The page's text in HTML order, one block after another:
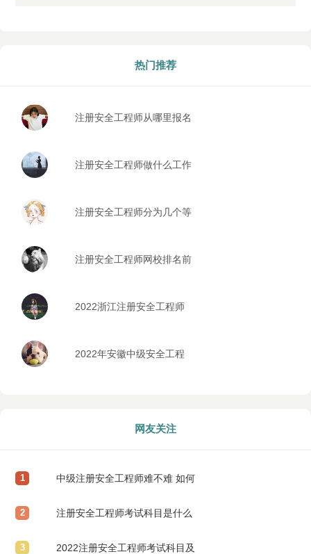
热门推荐
注册安全工程师从哪里报名
注册安全工程师做什么工作
注册安全工程师分为几个等
注册安全工程师网校排名前
2022浙江注册安全工程师
2022年安徽中级安全工程
网友关注
1 中级注册安全工程师难不难 如何
备考最有效
2 注册安全工程师考试科目是什么
3 2022注册安全工程师考试科目及